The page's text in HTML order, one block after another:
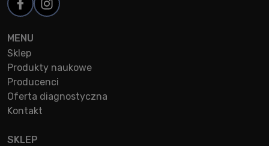
MENU
Sklep
Produkty naukowe
Producenci
Oferta diagnostyczna
Kontakt
SKLEP